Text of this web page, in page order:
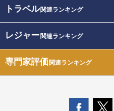
トラベル関連ランキング
レジャー関連ランキング
専門家評価関連ランキング